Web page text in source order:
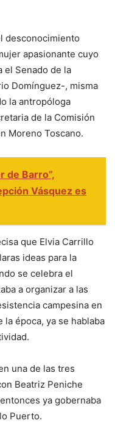
desconocimiento
apasionante cuyo
el Senado de la
Domínguez-, misma
la antropóloga
de la Comisión
Moreno Toscano.
de Barro”,
Vásquez es
que Elvia Carrillo
ideas para la
se celebra el
a organizar a las
campesina en
la época, ya se hablaba
una de las tres
Beatriz Peniche
ya gobernaba
Puerto.